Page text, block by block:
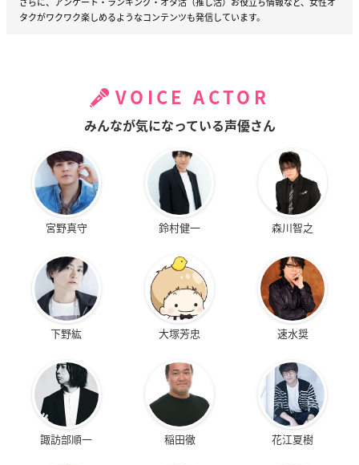
タクがワクワク楽しめるようなコンテンツも発信しています。
VOICE ACTOR
みんなが気になっている声優さん
宮野真守 鈴村健一 森川智之
下野紘 大塚芳忠 速水奨
諏訪部順一 稲田徹 花江夏樹